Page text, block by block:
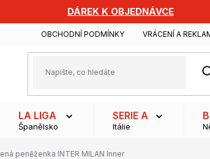
DÁREK K OBJEDNÁVCE
OBCHODNÍ PODMÍNKY VRÁCENÍ A
LA LIGA
Španělsko
SERIE A
Itálie
peněženka INTER MILAN Inner